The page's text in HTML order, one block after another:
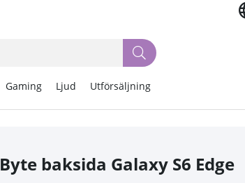
Gaming Ljud Utförsäljning
Byte baksida Galaxy S6 Edge